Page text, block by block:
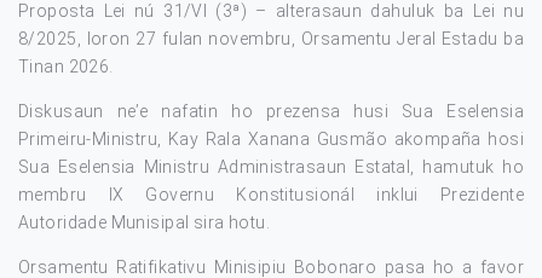
Proposta Lei nú 31/VI (3ª) – alterasaun dahuluk ba Lei nu
8/2025, loron 27 fulan novembru, Orsamentu Jeral Estadu ba
Tinan 2026.
Diskusaun ne’e nafatin ho prezensa husi Sua Eselensia
Primeiru-Ministru, Kay Rala Xanana Gusmão akompaña hosi
Sua Eselensia Ministru Administrasaun Estatal, hamutuk ho
membru IX Governu Konstitusionál inklui Prezidente
Autoridade Munisipal sira hotu.
Orsamentu Ratifikativu Minisipiu Bobonaro pasa ho a favor